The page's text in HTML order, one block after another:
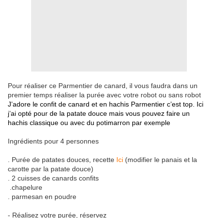
Pour réaliser ce Parmentier de canard, il vous faudra dans un
premier temps réaliser la purée avec votre robot ou sans robot
J’adore le confit de canard et en hachis Parmentier c’est top. Ici
j’ai opté pour de la patate douce mais vous pouvez faire un
hachis classique ou avec du potimarron par exemple
Ingrédients pour 4 personnes
. Purée de patates douces, recette Ici (modifier le panais et la
carotte par la patate douce)
. 2 cuisses de canards confits
.chapelure
. parmesan en poudre
- Réalisez votre purée, réservez